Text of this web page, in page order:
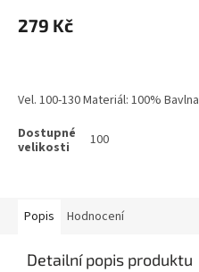
279 Kč
Vel. 100-130 Materiál: 100% Bavlna
100
Popis Hodnocení
Detailní popis produktu